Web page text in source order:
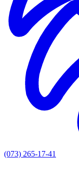
(073) 265-17-41